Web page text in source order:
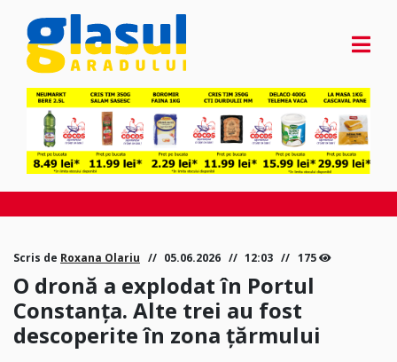
Scris de Roxana Olariu 05.06.2026 12:03 175
O dronă a explodat în Portul
Constanța. Alte trei au fost
descoperite în zona țărmului